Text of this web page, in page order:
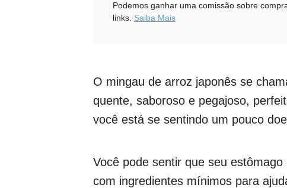
Podemos ganhar uma comissão sobre
links. Saiba Mais
O mingau de arroz japonês se
quente, saboroso e pegajoso,
você está se sentindo um pouco
Você pode sentir que seu
com ingredientes mínimos para